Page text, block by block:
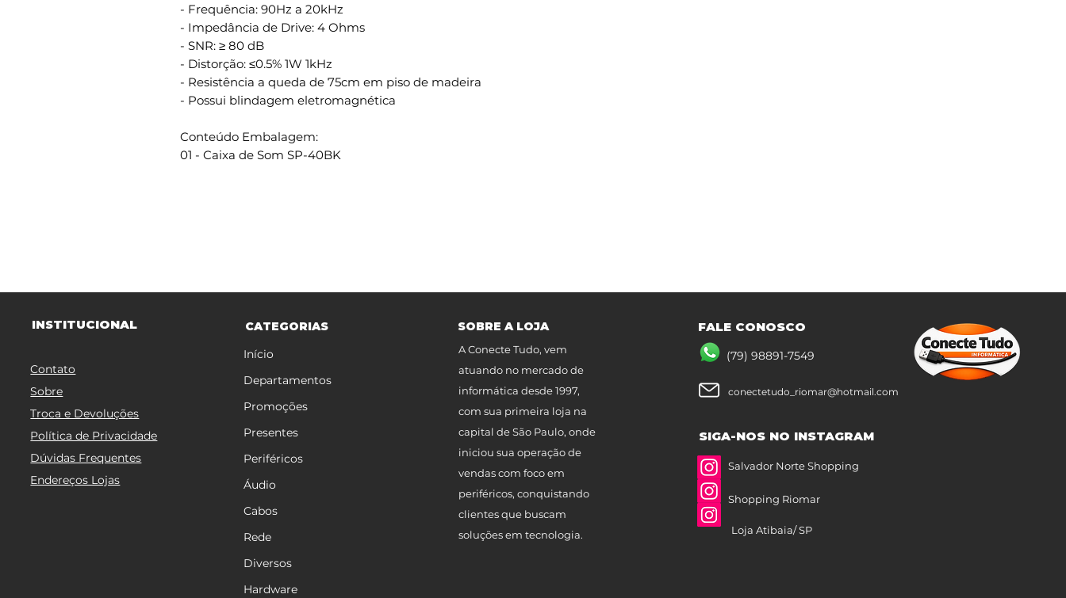
- Frequência: 90Hz a 20kHz
- Impedância de Drive: 4 Ohms
- SNR: ≥ 80 dB
- Distorção: ≤0.5% 1W 1kHz
- Resistência a queda de 75cm em piso de madeira
- Possui blindagem eletromagnética
Conteúdo Embalagem:
01 - Caixa de Som SP-40BK
INSTITUCIONAL
Contato
Sobre
Troca e Devoluções
Política de Privacidade
Dúvidas Frequentes
Endereços Lojas
CATEGORIAS
Início
Departamentos
Promoções
Presentes
Periféricos
Áudio
Cabos
Rede
Diversos
Hardware
SOBRE A LOJA
A Conecte Tudo, vem
atuando no mercado de
informática desde 1997,
com sua primeira loja na
capital de São Paulo, onde
iniciou sua operação de
vendas com foco em
periféricos, conquistando
clientes que buscam
soluções em tecnologia.
FALE CONOSCO
(79) 98891-7549
conectetudo_riomar@hotmail.com
SIGA-NOS NO INSTAGRAM
Salvador Norte Shopping
Shopping Riomar
Loja Atibaia/ SP